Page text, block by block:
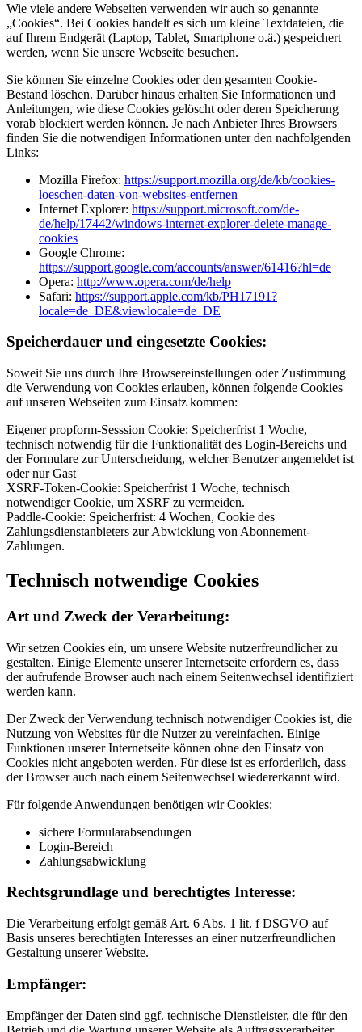
Wie viele andere Webseiten verwenden wir auch so genannte
„Cookies“. Bei Cookies handelt es sich um kleine Textdateien, die
auf Ihrem Endgerät (Laptop, Tablet, Smartphone o.ä.) gespeichert
werden, wenn Sie unsere Webseite besuchen.
Sie können Sie einzelne Cookies oder den gesamten Cookie-
Bestand löschen. Darüber hinaus erhalten Sie Informationen und
Anleitungen, wie diese Cookies gelöscht oder deren Speicherung
vorab blockiert werden können. Je nach Anbieter Ihres Browsers
finden Sie die notwendigen Informationen unter den nachfolgenden
Links:
Mozilla Firefox: https://support.mozilla.org/de/kb/cookies-
loeschen-daten-von-websites-entfernen
Internet Explorer: https://support.microsoft.com/de-
de/help/17442/windows-internet-explorer-delete-manage-
cookies
Google Chrome:
https://support.google.com/accounts/answer/61416?hl=de
Opera: http://www.opera.com/de/help
Safari: https://support.apple.com/kb/PH17191?
locale=de_DE&viewlocale=de_DE
Speicherdauer und eingesetzte Cookies:
Soweit Sie uns durch Ihre Browsereinstellungen oder Zustimmung
die Verwendung von Cookies erlauben, können folgende Cookies
auf unseren Webseiten zum Einsatz kommen:
Eigener propform-Sesssion Cookie: Speicherfrist 1 Woche,
technisch notwendig für die Funktionalität des Login-Bereichs und
der Formulare zur Unterscheidung, welcher Benutzer angemeldet ist
oder nur Gast
XSRF-Token-Cookie: Speicherfrist 1 Woche, technisch
notwendiger Cookie, um XSRF zu vermeiden.
Paddle-Cookie: Speicherfrist: 4 Wochen, Cookie des
Zahlungsdienstanbieters zur Abwicklung von Abonnement-
Zahlungen.
Technisch notwendige Cookies
Art und Zweck der Verarbeitung:
Wir setzen Cookies ein, um unsere Website nutzerfreundlicher zu
gestalten. Einige Elemente unserer Internetseite erfordern es, dass
der aufrufende Browser auch nach einem Seitenwechsel identifiziert
werden kann.
Der Zweck der Verwendung technisch notwendiger Cookies ist, die
Nutzung von Websites für die Nutzer zu vereinfachen. Einige
Funktionen unserer Internetseite können ohne den Einsatz von
Cookies nicht angeboten werden. Für diese ist es erforderlich, dass
der Browser auch nach einem Seitenwechsel wiedererkannt wird.
Für folgende Anwendungen benötigen wir Cookies:
sichere Formularabsendungen
Login-Bereich
Zahlungsabwicklung
Rechtsgrundlage und berechtigtes Interesse:
Die Verarbeitung erfolgt gemäß Art. 6 Abs. 1 lit. f DSGVO auf
Basis unseres berechtigten Interesses an einer nutzerfreundlichen
Gestaltung unserer Website.
Empfänger:
Empfänger der Daten sind ggf. technische Dienstleister, die für den